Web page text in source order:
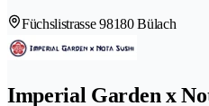
Füchslistrasse 98180 Bülach
Imperial Garden x